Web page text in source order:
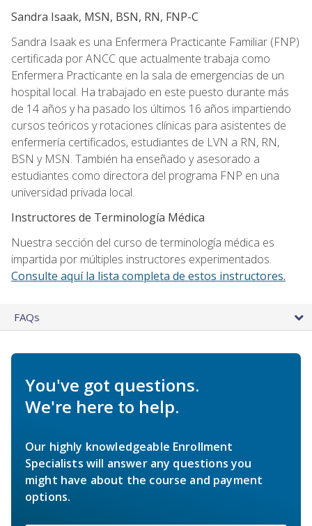
Sandra Isaak, MSN, BSN, RN, FNP-C
Sandra Isaak es una Enfermera Practicante Familiar (FNP)
certificada por ANCC que actualmente trabaja como
Enfermera Practicante en la sala de emergencias de un
hospital local. Ha trabajado en este puesto durante más
de 14 años y ha pasado los últimos 16 años impartiendo
cursos teóricos y rotaciones clínicas para asistentes de
enfermería certificados, estudiantes de LVN a RN, RN,
BSN y MSN. También ha enseñado y asesorado a
estudiantes como directora del programa FNP en una
universidad privada local.
Instructores de Terminología Médica
Nuestra sección del curso de terminología médica es
impartida por múltiples instructores experimentados.
Consulte aquí la lista completa de estos instructores.
FAQs
You've got questions.
We're here to help.
Our highly knowledgeable Enrollment
Specialists will answer any questions you
might have about the course and payment
options.